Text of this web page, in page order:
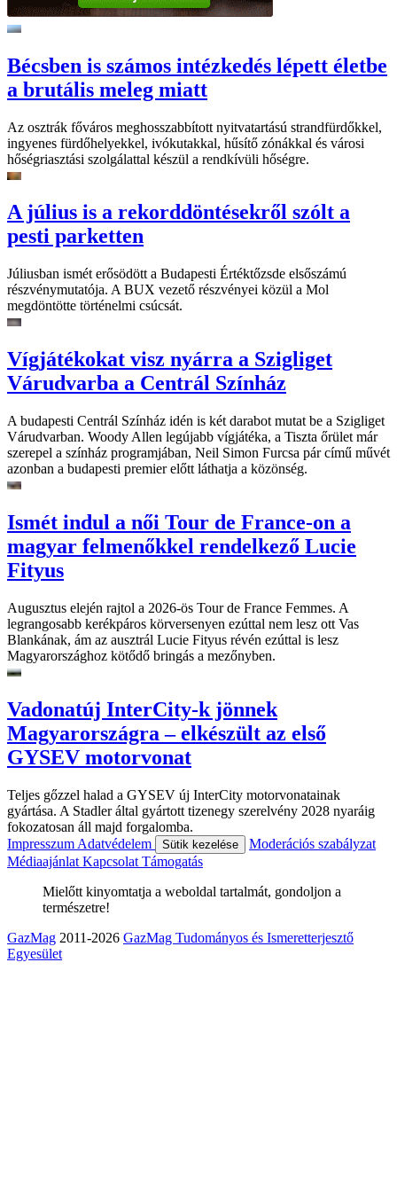
Bécsben is számos intézkedés lépett életbe
a brutális meleg miatt
Az osztrák főváros meghosszabbított nyitvatartású strandfürdőkkel,
ingyenes fürdőhelyekkel, ivókutakkal, hűsítő zónákkal és városi
hőségriasztási szolgálattal készül a rendkívüli hőségre.
A július is a rekorddöntésekről szólt a
pesti parketten
Júliusban ismét erősödött a Budapesti Értéktőzsde elsőszámú
részvénymutatója. A BUX vezető részvényei közül a Mol
megdöntötte történelmi csúcsát.
Vígjátékokat visz nyárra a Szigliget
Várudvarba a Centrál Színház
A budapesti Centrál Színház idén is két darabot mutat be a Szigliget
Várudvarban. Woody Allen legújabb vígjátéka, a Tiszta őrület már
szerepel a színház programjában, Neil Simon Furcsa pár című művét
azonban a budapesti premier előtt láthatja a közönség.
Ismét indul a női Tour de France-on a
magyar felmenőkkel rendelkező Lucie
Fityus
Augusztus elején rajtol a 2026-ös Tour de France Femmes. A
legrangosabb kerékpáros körversenyen ezúttal nem lesz ott Vas
Blankának, ám az ausztrál Lucie Fityus révén ezúttal is lesz
Magyarországhoz kötődő bringás a mezőnyben.
Vadonatúj InterCity-k jönnek
Magyarországra – elkészült az első
GYSEV motorvonat
Teljes gőzzel halad a GYSEV új InterCity motorvonatainak
gyártása. A Stadler által gyártott tizenegy szerelvény 2028 nyaráig
fokozatosan áll majd forgalomba.
Impresszum Adatvédelem Sütik kezelése
Moderációs szabályzat
Médiaajánlat Kapcsolat Támogatás
Mielőtt kinyomtatja a weboldal tartalmát, gondoljon a
természetre!
GazMag 2011-2026 GazMag Tudományos és Ismeretterjesztő
Egyesület